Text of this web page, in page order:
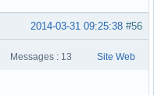
#56
2014-03-31 09:25:38
Messages : 13 Site Web